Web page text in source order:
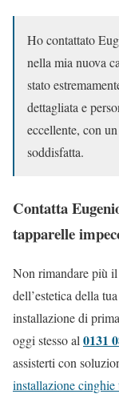
Ho contattato
nella mia nuova
stato
dettagliata e
eccellente, con
soddisfatta.
Contatta
tapparelle
Non rimandare più
dell’estetica della
installazione di
oggi stesso al 0131
assisterti con
installazione